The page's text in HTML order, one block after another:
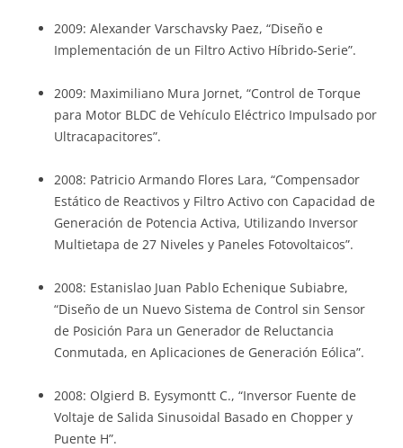
2009: Alexander Varschavsky Paez, “Diseño e
Implementación de un Filtro Activo Híbrido-Serie”.
2009: Maximiliano Mura Jornet, “Control de Torque
para Motor BLDC de Vehículo Eléctrico Impulsado por
Ultracapacitores”.
2008: Patricio Armando Flores Lara, “Compensador
Estático de Reactivos y Filtro Activo con Capacidad de
Generación de Potencia Activa, Utilizando Inversor
Multietapa de 27 Niveles y Paneles Fotovoltaicos”.
2008: Estanislao Juan Pablo Echenique Subiabre,
“Diseño de un Nuevo Sistema de Control sin Sensor
de Posición Para un Generador de Reluctancia
Conmutada, en Aplicaciones de Generación Eólica”.
2008: Olgierd B. Eysymontt C., “Inversor Fuente de
Voltaje de Salida Sinusoidal Basado en Chopper y
Puente H”.